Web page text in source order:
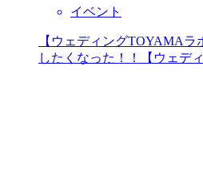
イベント
【ウェディングTOYAMA
したくなった！！【ウェデ